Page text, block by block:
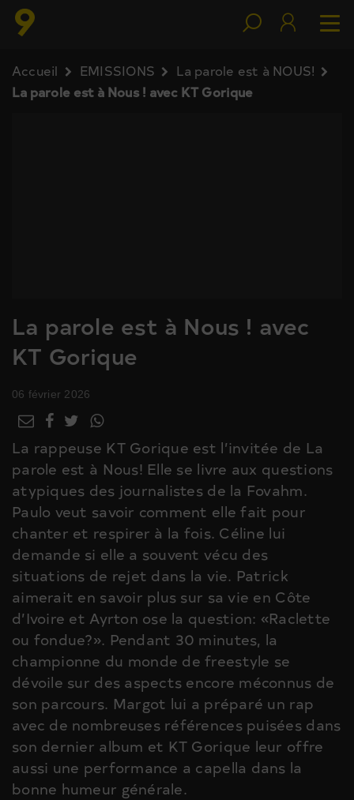
Accueil EMISSIONS
La parole est à NOUS!
La parole est à Nous ! avec KT Gorique
La parole est à Nous ! avec
KT Gorique
06 février 2026
La rappeuse KT Gorique est l’invitée de La
parole est à Nous! Elle se livre aux questions
atypiques des journalistes de la Fovahm.
Paulo veut savoir comment elle fait pour
chanter et respirer à la fois. Céline lui
demande si elle a souvent vécu des
situations de rejet dans la vie. Patrick
aimerait en savoir plus sur sa vie en Côte
d’Ivoire et Ayrton ose la question: «Raclette
ou fondue?». Pendant 30 minutes, la
championne du monde de freestyle se
dévoile sur des aspects encore méconnus de
son parcours. Margot lui a préparé un rap
avec de nombreuses références puisées dans
son dernier album et KT Gorique leur offre
aussi une performance a capella dans la
bonne humeur générale.